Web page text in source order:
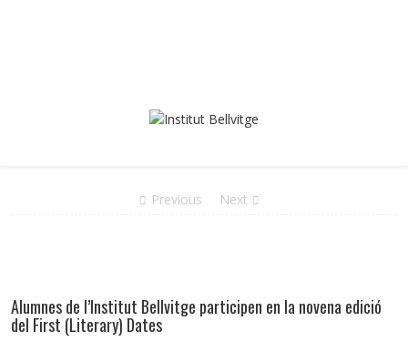
Previous Next
Alumnes de l’Institut Bellvitge participen en la novena edició
del First (Literary) Dates